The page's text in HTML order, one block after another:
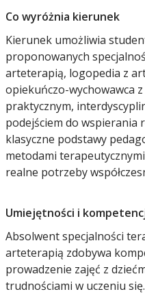
Co wyróżnia kierunek
Kierunek umożliwia
proponowanych
arteterapią, logopedia z
opiekuńczo-wychowawca
praktycznym,
podejściem do wspierania
klasyczne podstawy
metodami
realne potrzeby
Umiejętności i
Absolwent specjalności
arteterapią zdobywa
prowadzenie zajęć z
trudnościami w uczeniu